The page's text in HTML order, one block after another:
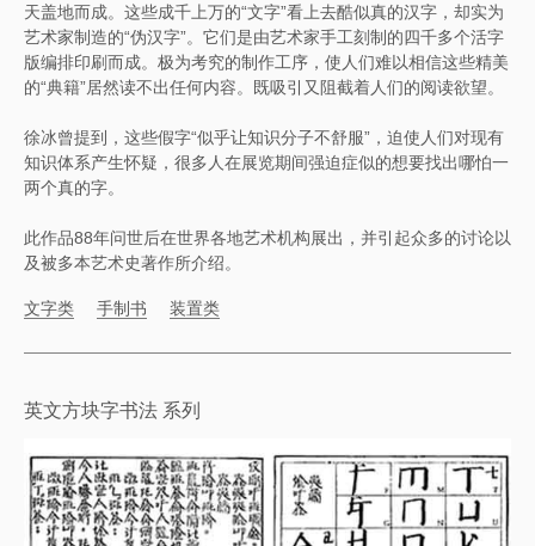
天盖地而成。这些成千上万的“文字”看上去酷似真的汉字，却实为
艺术家制造的“伪汉字”。它们是由艺术家手工刻制的四千多个活字
版编排印刷而成。极为考究的制作工序，使人们难以相信这些精美
的“典籍”居然读不出任何内容。既吸引又阻截着人们的阅读欲望。
徐冰曾提到，这些假字“似乎让知识分子不舒服”，迫使人们对现有
知识体系产生怀疑，很多人在展览期间强迫症似的想要找出哪怕一
两个真的字。
此作品88年问世后在世界各地艺术机构展出，并引起众多的讨论以
及被多本艺术史著作所介绍。
文字类 手制书 装置类
英文方块字书法 系列